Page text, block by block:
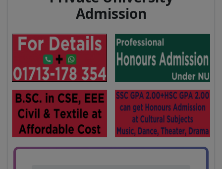
Admission